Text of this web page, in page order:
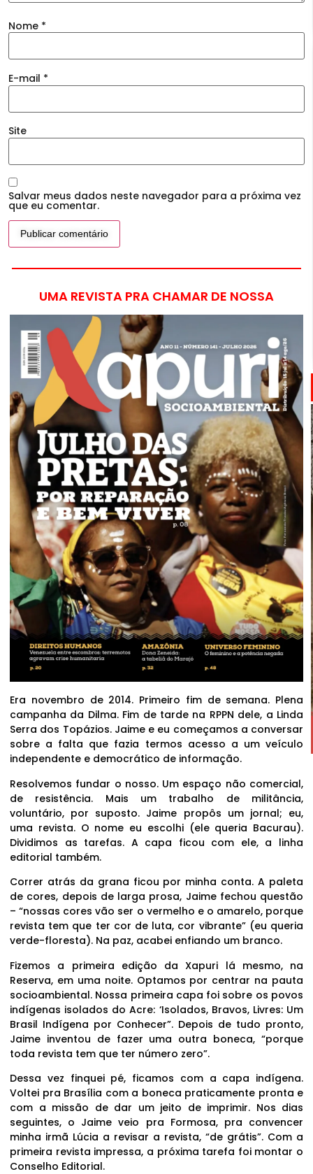
Nome *
E-mail *
Site
Salvar meus dados neste navegador para a próxima vez
que eu comentar.
UMA REVISTA PRA CHAMAR DE NOSSA
Era novembro de 2014. Primeiro fim de semana. Plena
campanha da Dilma. Fim de tarde na RPPN dele, a Linda
Serra dos Topázios. Jaime e eu começamos a conversar
sobre a falta que fazia termos acesso a um veículo
independente e democrático de informação.
Resolvemos fundar o nosso. Um espaço não comercial,
de resistência. Mais um trabalho de militância,
voluntário, por suposto. Jaime propôs um jornal; eu,
uma revista. O nome eu escolhi (ele queria Bacurau).
Dividimos as tarefas. A capa ficou com ele, a linha
editorial também.
Correr atrás da grana ficou por minha conta. A paleta
de cores, depois de larga prosa, Jaime fechou questão
– “nossas cores vão ser o vermelho e o amarelo, porque
revista tem que ter cor de luta, cor vibrante” (eu queria
verde-floresta). Na paz, acabei enfiando um branco.
Fizemos a primeira edição da Xapuri lá mesmo, na
Reserva, em uma noite. Optamos por centrar na pauta
socioambiental. Nossa primeira capa foi sobre os povos
indígenas isolados do Acre: ‘Isolados, Bravos, Livres: Um
Brasil Indígena por Conhecer”. Depois de tudo pronto,
Jaime inventou de fazer uma outra boneca, “porque
toda revista tem que ter número zero”.
Dessa vez finquei pé, ficamos com a capa indígena.
Voltei pra Brasília com a boneca praticamente pronta e
com a missão de dar um jeito de imprimir. Nos dias
seguintes, o Jaime veio pra Formosa, pra convencer
minha irmã Lúcia a revisar a revista, “de grátis”. Com a
primeira revista impressa, a próxima tarefa foi montar o
Conselho Editorial.